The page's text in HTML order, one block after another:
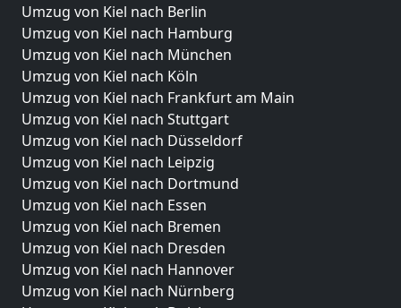
Umzug von Kiel nach Berlin
Umzug von Kiel nach Hamburg
Umzug von Kiel nach München
Umzug von Kiel nach Köln
Umzug von Kiel nach Frankfurt am Main
Umzug von Kiel nach Stuttgart
Umzug von Kiel nach Düsseldorf
Umzug von Kiel nach Leipzig
Umzug von Kiel nach Dortmund
Umzug von Kiel nach Essen
Umzug von Kiel nach Bremen
Umzug von Kiel nach Dresden
Umzug von Kiel nach Hannover
Umzug von Kiel nach Nürnberg